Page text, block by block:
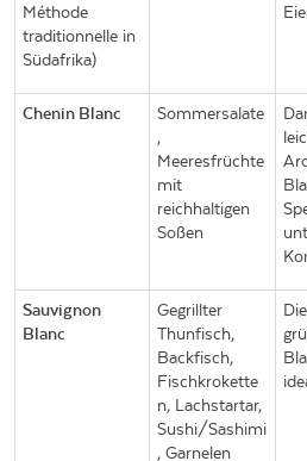
Méthode
traditionnelle in
Südafrika)
Chenin Blanc
Sommersalate
,
Meeresfrüchte
mit
reichhaltigen
Soßen
Sauvignon
Blanc
Gegrillter
Thunfisch,
Backfisch,
Fischkrokette
n, Lachstartar,
Sushi/Sashimi
, Garnelen